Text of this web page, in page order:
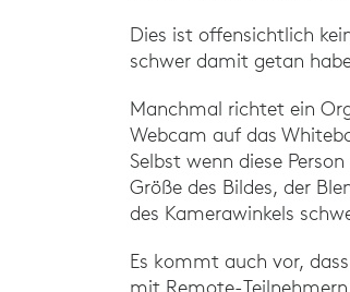
Dies ist offensichtlich
schwer damit getan
Manchmal richtet ein
Webcam auf das
Selbst wenn diese
Größe des Bildes, der
des Kamerawinkels
Es kommt auch vor,